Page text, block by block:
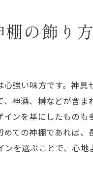
設置高さと家庭の調
家庭の調和を支える
神棚がもたらす家庭
家族全員で神棚を飾
神棚を中心に家庭の
家庭の調和を保つた
の飾り
強い味方です。神
神酒、榊などが含
ンを基にしたもの
ての神棚であれば
を選ぶことで、心地